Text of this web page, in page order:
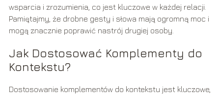
wsparcia i zrozumienia, co jest kluczowe w każdej relacji.
Pamiętajmy, że drobne gesty i słowa mają ogromną moc i
mogą znacznie poprawić nastrój drugiej osoby.
Jak Dostosować Komplementy do
Kontekstu?
Dostosowanie komplementów do kontekstu jest kluczowe,